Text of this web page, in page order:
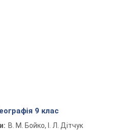
9 клас
В. М. Бойко, І. Л. Дітчук